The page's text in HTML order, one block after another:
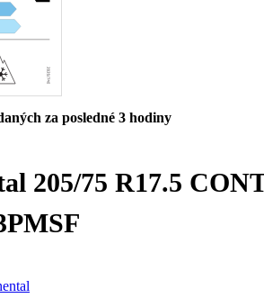
za posledné 3 hodiny
205/75 R17.5